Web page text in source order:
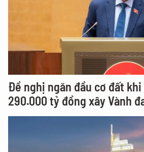
Đề nghị ngăn đầu cơ đất
290.000 tỷ đồng xây Vành